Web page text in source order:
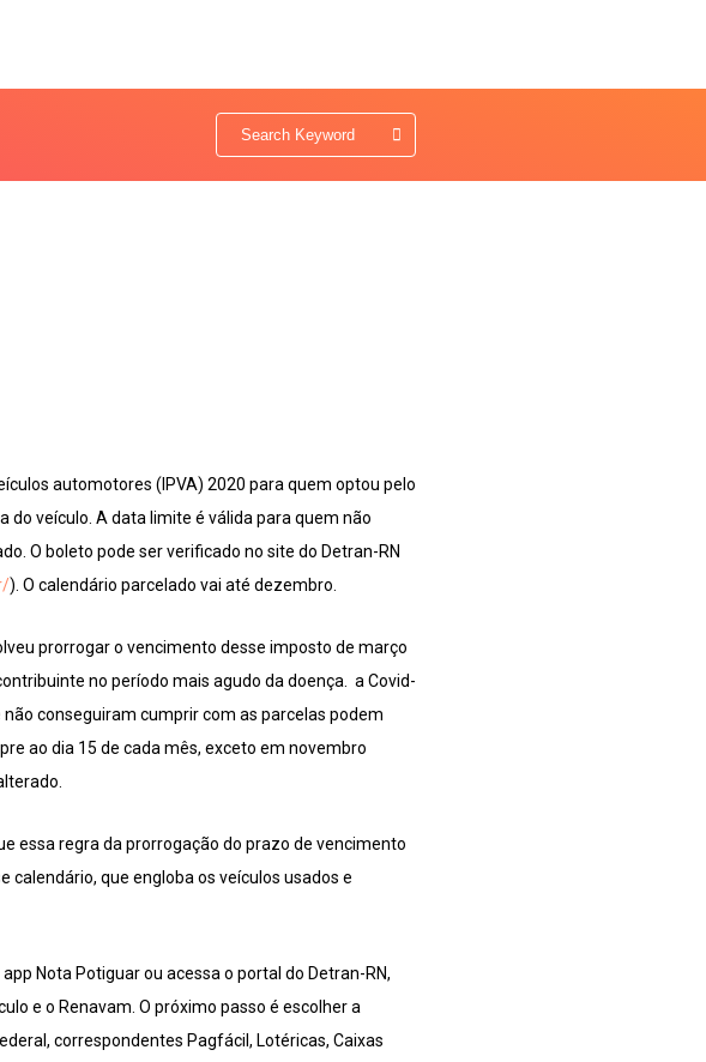
automotores (IPVA) 2020 para quem optou pelo
veículo. A data limite é válida para quem não
O boleto pode ser verificado no site do Detran-RN
). O calendário parcelado vai até dezembro.
prorrogar o vencimento desse imposto de março
no período mais agudo da doença. a Covid-
conseguiram cumprir com as parcelas podem
ao dia 15 de cada mês, exceto em novembro
essa regra da prorrogação do prazo de vencimento
calendário, que engloba os veículos usados e
Nota Potiguar ou acessa o portal do Detran-RN,
e o Renavam. O próximo passo é escolher a
correspondentes Pagfácil, Lotéricas, Caixas